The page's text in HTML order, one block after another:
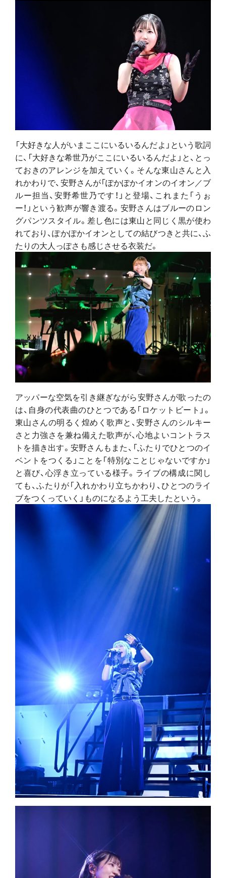
「大好きな人がいまここにいるいるんだよ」という歌詞
に、「大好きな希世乃がここにいるいるんだよ」と、とっ
ておきのアレンジを加えていく。そんな東山さんと入
れかわりで、安野さんが「ぽかぽかイオンのイオン／ブ
ルー担当、安野希世乃です！」と登場、これまた「うぉ
ー！」という歓声が響き渡る。安野さんはブルーのロン
グパンツスタイル。差し色には東山と同じく黒が使わ
れており、ぽかぽかイオンとしての結びつきと共に、ふ
たりの大人っぽさも感じさせる衣装だ。
アッパーな空気を引き継ぎながら安野さんが歌ったの
は、自身の代表曲のひとつである「ロケットビート」。
東山さんの明るく煌めく歌声と、安野さんのシルキー
さと力強さを兼ね備えた歌声が、心地よいコントラス
トを描き出す。安野さんもまた、「ふたりでひとつのイ
ベントをつくる」ことを「特別なことじゃないですか」
と喜び、心浮き立っている様子。ライブの構成に関し
ても、ふたりが「入れかわり立ちかわり、ひとつのライ
ブをつくっていく」ものになるよう工夫したという。